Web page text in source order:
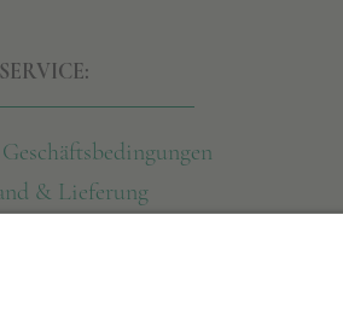
SERVICE:
& Lieferung